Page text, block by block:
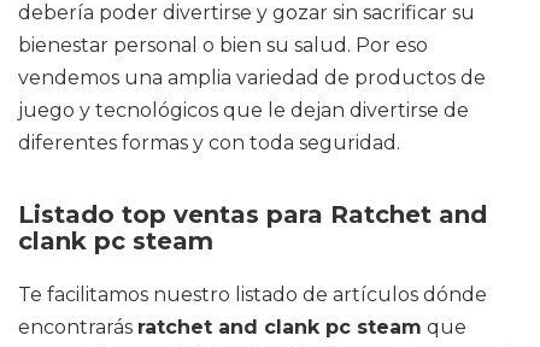
debería poder divertirse y gozar sin sacrificar su
bienestar personal o bien su salud. Por eso
vendemos una amplia variedad de productos de
juego y tecnológicos que le dejan divertirse de
diferentes formas y con toda seguridad.
Listado top ventas para Ratchet and
clank pc steam
Te facilitamos nuestro listado de artículos dónde
encontrarás ratchet and clank pc steam que